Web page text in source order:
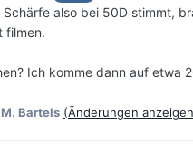
also bei 50D stimmt,
filmen.
Ich komme dann auf etwa
Bartels (Änderungen